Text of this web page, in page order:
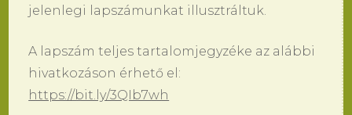
jelenlegi lapszámunkat illusztráltuk.
A lapszám teljes tartalomjegyzéke az alábbi
hivatkozáson érhető el:
https://bit.ly/3QIb7wh